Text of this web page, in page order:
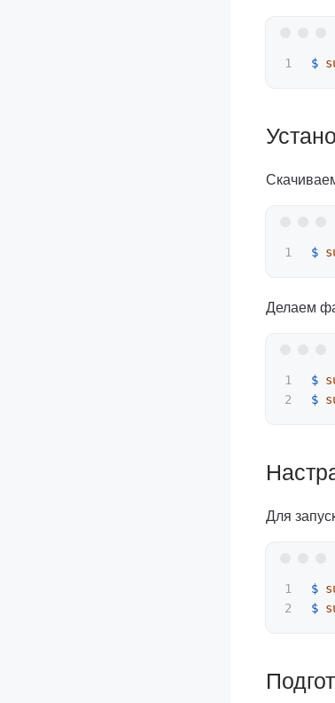
$
$
Делаем
1
$
$
Для
1
$
$